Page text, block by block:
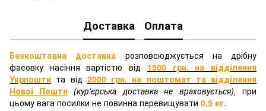
Доставка Оплата
Безкоштовна доставка розповсюджується на дрібну
фасовку насіння вартістю від 1500 грн. на відділення
Укрпошти та від 2000 грн. на поштомат та відділення
Нової Пошти (кур'єрська доставка не враховується), при
цьому вага посилки не повинна перевищувати 0,5 кг.